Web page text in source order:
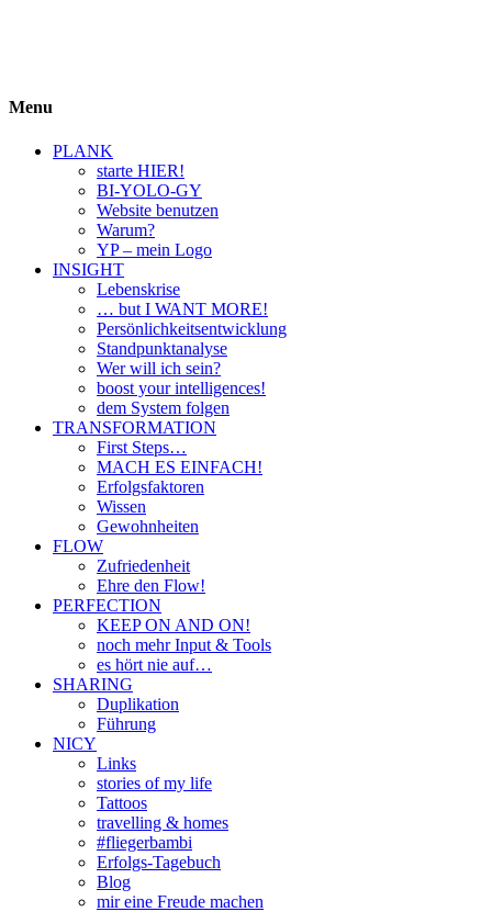
Menu
PLANK
starte HIER!
BI-YOLO-GY
Website benutzen
Warum?
YP – mein Logo
INSIGHT
Lebenskrise
… but I WANT MORE!
Persönlichkeitsentwicklung
Standpunktanalyse
Wer will ich sein?
boost your intelligences!
dem System folgen
TRANSFORMATION
First Steps…
MACH ES EINFACH!
Erfolgsfaktoren
Wissen
Gewohnheiten
FLOW
Zufriedenheit
Ehre den Flow!
PERFECTION
KEEP ON AND ON!
noch mehr Input & Tools
es hört nie auf…
SHARING
Duplikation
Führung
NICY
Links
stories of my life
Tattoos
travelling & homes
#fliegerbambi
Erfolgs-Tagebuch
Blog
mir eine Freude machen